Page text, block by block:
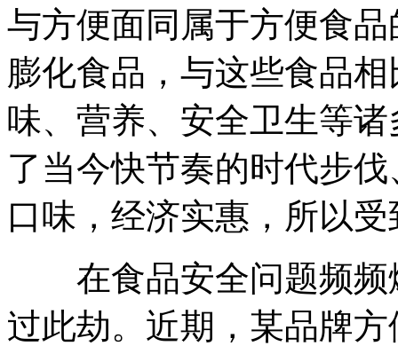
与方便面同属于方便食
膨化食品，与这些食品
味、营养、安全卫生等
了当今快节奏的时代步
口味，经济实惠，所以
在食品安全问题频频
过此劫。近期，某品牌